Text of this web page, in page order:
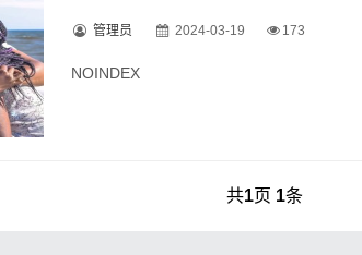
管理员 2024-03-19 173
NOINDEX
共1页 1条